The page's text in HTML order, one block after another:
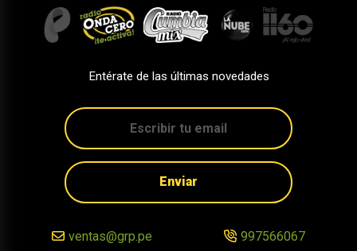
Entérate de las últimas novedades
Enviar
ventas@grp.pe 997566067